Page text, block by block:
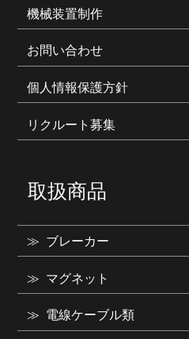
機械装置制作
お問い合わせ
個人情報保護方針
リクルート募集
取扱商品
ブレーカー
マグネット
電線ケーブル類